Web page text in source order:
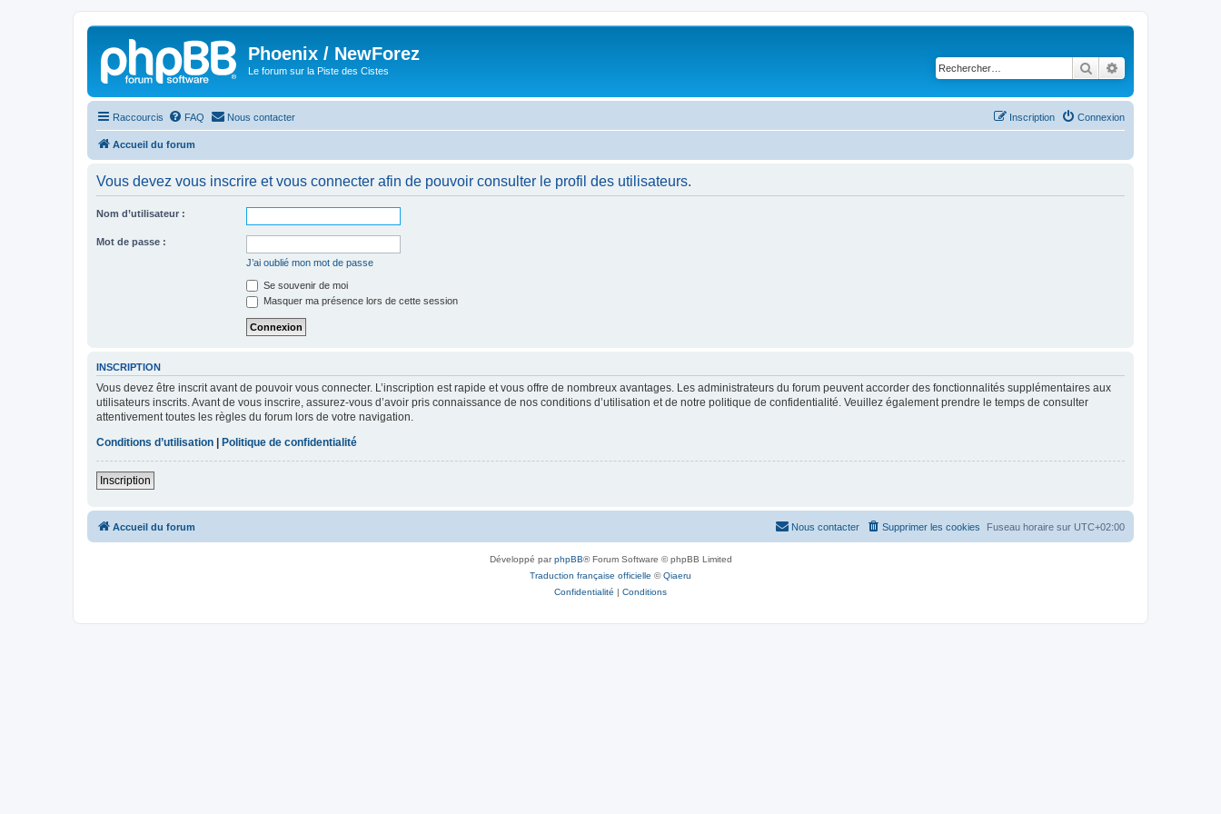
Phoenix / NewForez
Le forum sur la Piste des Cistes Rechercher
Raccourcis FAQ Nous contacter Connexion
Inscription
Accueil du forum
Vous devez vous inscrire et vous connecter afin de pouvoir consulter le profil des utilisateurs.
Nom d’utilisateur :
Mot de passe :
J’ai oublié mon mot de passe
Se souvenir de moi
Masquer ma présence lors de cette session
INSCRIPTION
Vous devez être inscrit avant de pouvoir vous connecter. L’inscription est rapide et vous offre de nombreux avantages. Les administrateurs du forum peuvent accorder des fonctionnalités supplémentaires aux
utilisateurs inscrits. Avant de vous inscrire, assurez-vous d’avoir pris connaissance de nos conditions d’utilisation et de notre politique de confidentialité. Veuillez également prendre le temps de consulter
attentivement toutes les règles du forum lors de votre navigation.
Conditions d’utilisation
Politique de confidentialité
Inscription
Accueil du forum Fuseau horaire sur UTC+02:00
Supprimer les cookies
Nous contacter
Développé parphpBB® Forum Software © phpBB Limited
Traduction française officielle ©Qiaeru
Confidentialité | Conditions